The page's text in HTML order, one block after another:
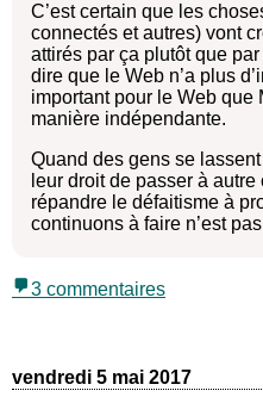
C’est certain que les
connectés et autres) vont
attirés par ça plutôt que
dire que le Web n’a plus
important pour le Web que
manière indépendante.
Quand des gens se
leur droit de passer à
répandre le défaitisme à
continuons à faire n’est
3 commentaires
vendredi 5 mai 2017